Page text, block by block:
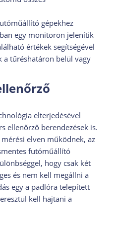
gépekhez
egy monitoron jelenítik
értékek segítségével
a tűréshatáron belül vagy
elterjedésével
ellenőrző berendezések is.
elven működnek, az
futóműállító
hogy csak két
és nem kell megállni a
egy a padlóra telepített
kell hajtani a